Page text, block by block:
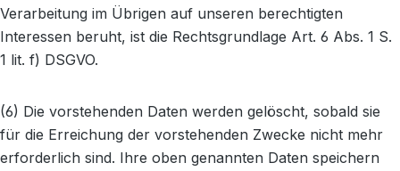
Verarbeitung im Übrigen auf unseren berechtigten
Interessen beruht, ist die Rechtsgrundlage Art. 6 Abs. 1 S.
1 lit. f) DSGVO.
(6) Die vorstehenden Daten werden gelöscht, sobald sie
für die Erreichung der vorstehenden Zwecke nicht mehr
erforderlich sind. Ihre oben genannten Daten speichern